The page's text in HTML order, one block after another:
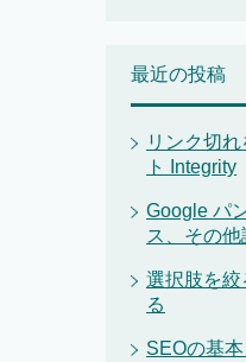
最近の投稿
リンク切
ト Integrity
Google パ
ス、その他
選択肢を
る
SEOの基